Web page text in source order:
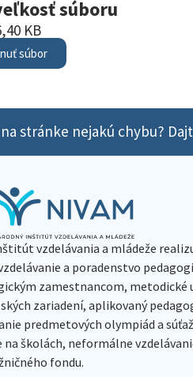
súboru
KB
súbor
stránke nejakú chybu?
vzdelávania a mládeže
a poradenstvo
zamestnancom, metodické
zariadení, aplikovaný
predmetových olympiád a
školách, neformálne
fondu.